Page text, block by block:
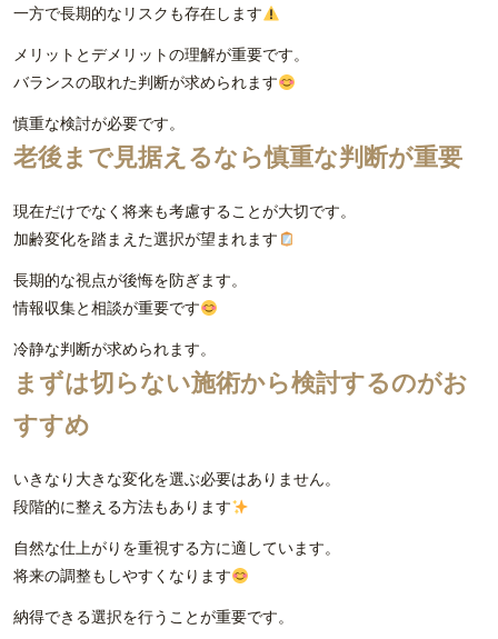
一方で長期的なリスクも存在します
メリットとデメリットの理解が重要です。
バランスの取れた判断が求められます
慎重な検討が必要です。
老後まで見据えるなら慎重な判断が重要
現在だけでなく将来も考慮することが大切です。
加齢変化を踏まえた選択が望まれます
長期的な視点が後悔を防ぎます。
情報収集と相談が重要です
冷静な判断が求められます。
まずは切らない施術から検討するのがお
すすめ
いきなり大きな変化を選ぶ必要はありません。
段階的に整える方法もあります
自然な仕上がりを重視する方に適しています。
将来の調整もしやすくなります
納得できる選択を行うことが重要です。